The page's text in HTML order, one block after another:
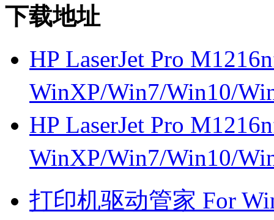
下载地址
HP LaserJet Pro
WinXP/Win7/Win10/
HP LaserJet Pro
WinXP/Win7/Win10/
打印机驱动管家 For